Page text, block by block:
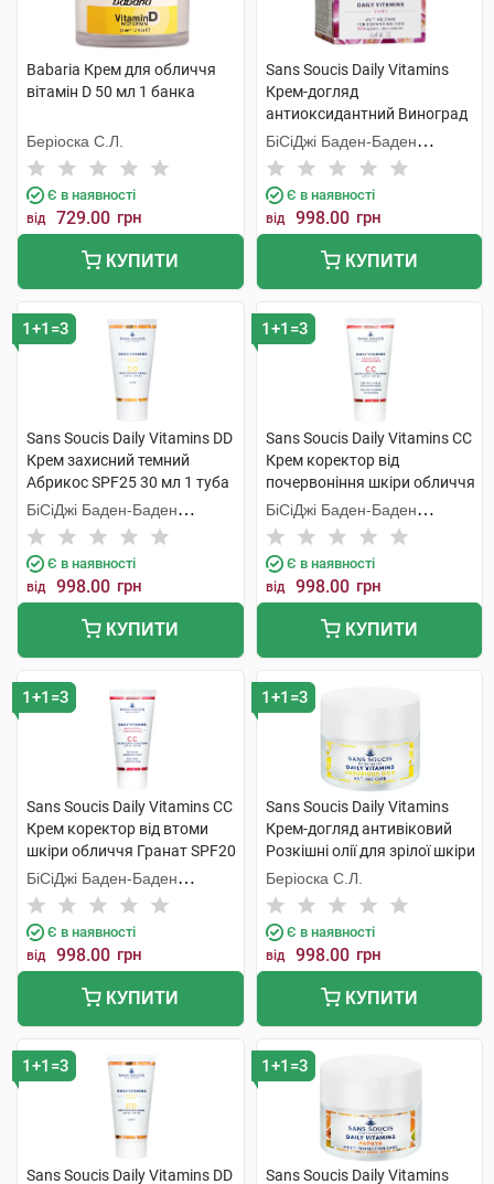
Babaria Крем для обличчя
вітамін D 50 мл 1 банка
Беріоска С.Л.
Є в наявності
від 729.00 грн
КУПИТИ
Sans Soucis Daily Vitamins
Крем-догляд
антиоксидантний Виноград
для зрілої шкіри 50 мл 1
банка
БіСіДжі Баден-Баден
Косметікс Груп Гмбх
Є в наявності
від 998.00 грн
КУПИТИ
1+1=3
Sans Soucis Daily Vitamins DD
Крем захисний темний
Абрикос SPF25 30 мл 1 туба
БіСіДжі Баден-Баден
Косметікс Груп Гмбх
Є в наявності
від 998.00 грн
КУПИТИ
1+1=3
Sans Soucis Daily Vitamins CC
Крем коректор від
почервоніння шкіри обличчя
Гранат SPF20 30 мл 1 туба
БіСіДжі Баден-Баден
Косметікс Груп Гмбх
Є в наявності
від 998.00 грн
КУПИТИ
1+1=3
Sans Soucis Daily Vitamins CC
Крем коректор від втоми
шкіри обличчя Гранат SPF20
30 мл 1 туба
БіСіДжі Баден-Баден
Косметікс Груп Гмбх
Є в наявності
від 998.00 грн
КУПИТИ
1+1=3
Sans Soucis Daily Vitamins
Крем-догляд антивіковий
Розкішні олії для зрілої шкіри
50 мл 1 банка
Беріоска С.Л.
Є в наявності
від 998.00 грн
КУПИТИ
1+1=3
Sans Soucis Daily Vitamins DD
1+1=3
Sans Soucis Daily Vitamins